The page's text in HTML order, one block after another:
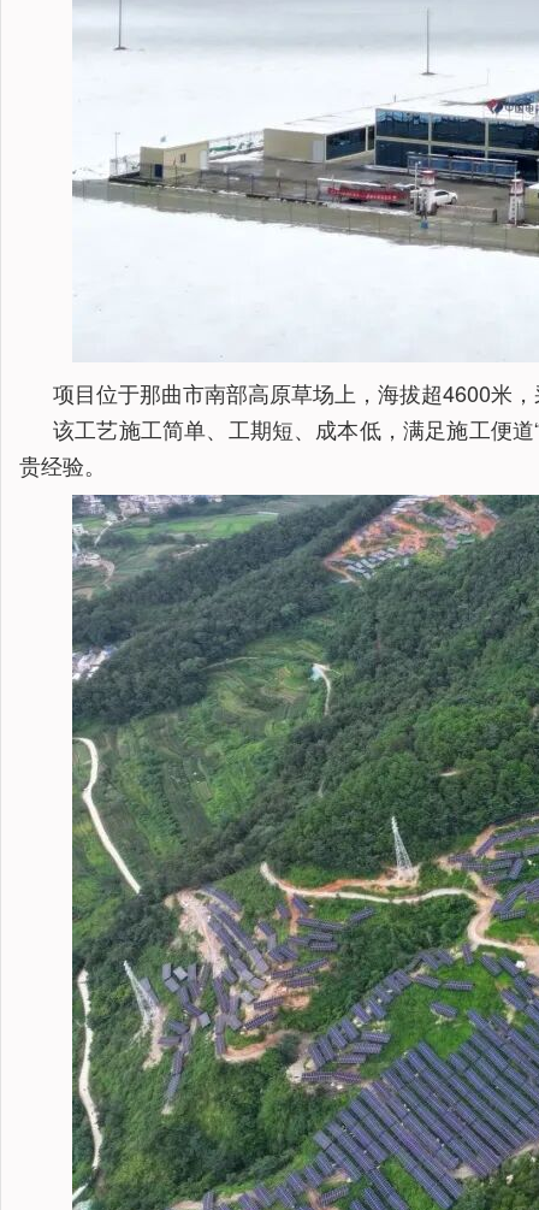
项目位于那曲市南部高原草场上，海拔超4600米
该工艺施工简单、工期短、成本低，满足施工便
贵经验。